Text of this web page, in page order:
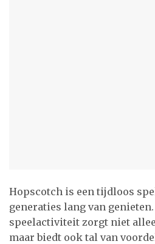
Hopscotch is een tijdloos
generaties lang van
speelactiviteit zorgt niet
maar biedt ook tal van